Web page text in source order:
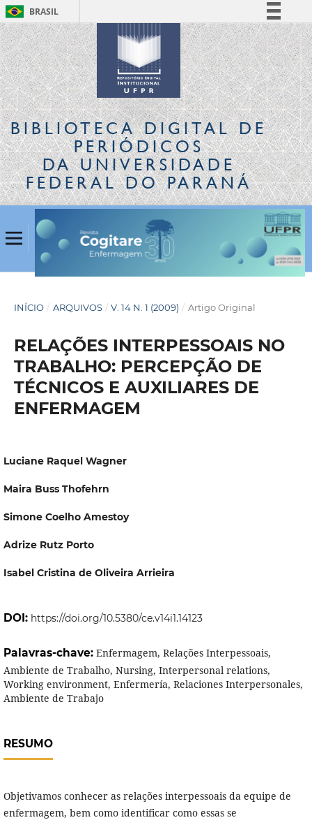
BRASIL
Simplifique!
Comunica BR
Participe
Acesso à informação
Legislação
Canais
BIBLIOTECA DIGITALDE
PERIÓDICOS
DA UNIVERSIDADE
FEDERAL DO PARANÁ
INÍCIO / ARQUIVOS / V. 14 N. 1 (2009) / Artigo Original
RELAÇÕES INTERPESSOAIS NO
TRABALHO: PERCEPÇÃO DE
TÉCNICOS E AUXILIARES DE
ENFERMAGEM
Luciane Raquel Wagner
Maira Buss Thofehrn
Simone Coelho Amestoy
Adrize Rutz Porto
Isabel Cristina de Oliveira Arrieira
DOI: https://doi.org/10.5380/ce.v14i1.14123
Palavras-chave: Enfermagem, Relações Interpessoais,
Ambiente de Trabalho, Nursing, Interpersonal relations,
Working environment, Enfermería, Relaciones Interpersonales,
Ambiente de Trabajo
RESUMO
Objetivamos conhecer as relações interpessoais da equipe de
enfermagem, bem como identificar como essas se